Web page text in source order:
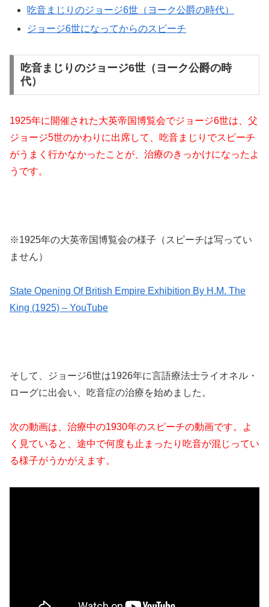
吃音まじりのジョージ6世（ヨーク公爵の時代）
ジョージ6世になってからのスピーチ
吃音まじりのジョージ6世（ヨーク公爵の時
代）
1925年に開催された大英帝国博覧会でジョージ6世は、父
ジョージ5世のかわりに出席して、吃音まじりでスピーチ
がうまく行かなかったことが、治療のきっかけになったよ
うです。
※1925年の大英帝国博覧会の様子（スピーチは写ってい
ません）
State Opening Of British Empire Exhibition By H.M. The
King (1925) – YouTube
そして、ジョージ6世は1926年に言語療法士ライオネル・
ローグに出会い、吃音症の治療を始めました。
次の動画は、治療中の1930年のスピーチの動画です。よ
く見ていると、途中で何度も止まったり吃音が混じってい
る様子がうかがえます。